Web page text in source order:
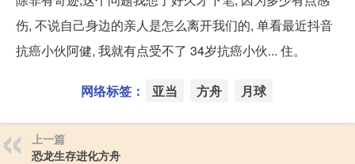
伤, 不说自己身边的亲人是怎么离开我们的, 单看最近抖音
抗癌小伙阿健, 我就有点受不了 34岁抗癌小伙... 住。
网络标签： 亚当 方舟 月球
上一篇
恐龙生存进化方舟